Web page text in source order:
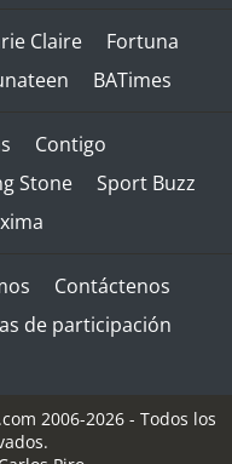
Claire
Fortuna
BATimes
Contigo
Stone
Sport Buzz
Contáctenos
de participación
2006-2026 - Todos los